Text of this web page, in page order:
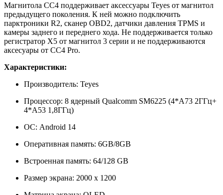
Магнитола CC4 поддерживает аксессуары Teyes от магнитол
предыдущего поколения. К ней можно подключить
парктроники R2, сканер OBD2, датчики давления TPMS и
камеры заднего и переднего хода. Не поддерживается только
регистратор X5 от магнитол 3 серии и не поддерживаются
аксеcуары от CC4 Pro.
Характеристики:
Производитель: Teyes
Процессор: 8 ядерный Qualcomm SM6225 (4*A73 2ГГц+
4*A53 1,8ГГц)
ОС: Android 14
Оперативная память: 6GB/8GB
Встроенная память: 64/128 GB
Размер экрана: 2000 х 1200